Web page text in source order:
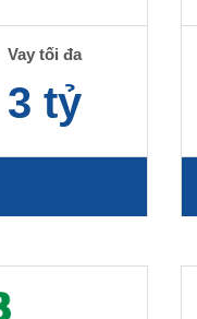
Vay tối đa
3 tỷ